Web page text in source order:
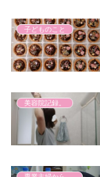
子どものこと
美容院記録。